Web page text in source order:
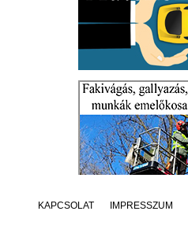
KAPCSOLAT IMPRESSZUM